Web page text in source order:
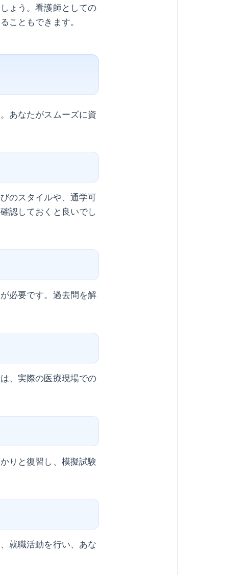
ょう。看護師としての
こともできます。
あなたがスムーズに資
のスタイルや、通学可
認しておくと良いでし
必要です。過去問を解
、実際の医療現場での
りと復習し、模擬試験
就職活動を行い、あな